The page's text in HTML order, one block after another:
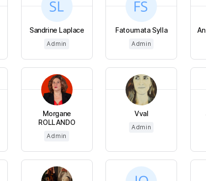
Sandrine Laplace
Admin
Fatoumata Sylla
Admin
Morgane
ROLLANDO
Admin
Vval
Admin